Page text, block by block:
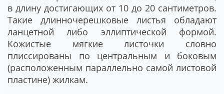
в длину достигающих от 10 до 20 сантиметров.
Такие длинночерешковые листья обладают
ланцетной либо эллиптической формой.
Кожистые мягкие листочки словно
плиссированы по центральным и боковым
(расположенным параллельно самой листовой
пластине) жилкам.